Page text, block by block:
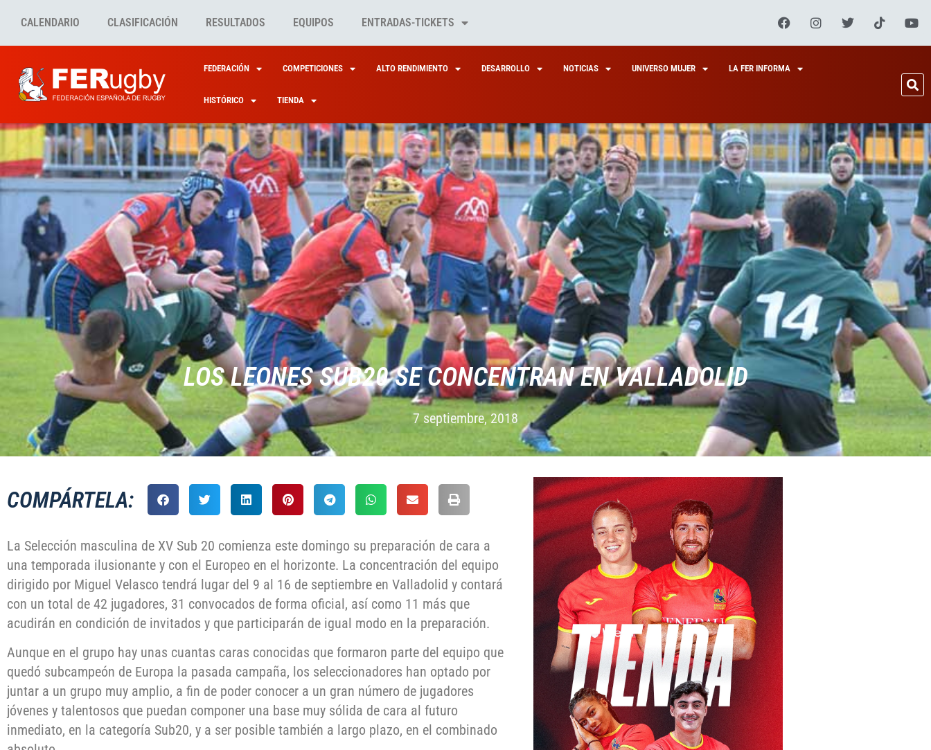
CALENDARIO CLASIFICACIÓN RESULTADOS EQUIPOS ENTRADAS-TICKETS
FEDERACIÓN COMPETICIONES ALTO RENDIMIENTO DESARROLLO NOTICIAS UNIVERSO MUJER LA FER INFORMA
HISTÓRICO TIENDA
LOS LEONES SUB20 SE CONCENTRAN EN VALLADOLID
7 septiembre, 2018
COMPÁRTELA:
La Selección masculina de XV Sub 20 comienza este domingo su preparación de cara a
una temporada ilusionante y con el Europeo en el horizonte. La concentración del equipo
dirigido por Miguel Velasco tendrá lugar del 9 al 16 de septiembre en Valladolid y contará
con un total de 42 jugadores, 31 convocados de forma oficial, así como 11 más que
acudirán en condición de invitados y que participarán de igual modo en la preparación.
Aunque en el grupo hay unas cuantas caras conocidas que formaron parte del equipo que
quedó subcampeón de Europa la pasada campaña, los seleccionadores han optado por
juntar a un grupo muy amplio, a fin de poder conocer a un gran número de jugadores
jóvenes y talentosos que puedan componer una base muy sólida de cara al futuro
inmediato, en la categoría Sub20, y a ser posible también a largo plazo, en el combinado